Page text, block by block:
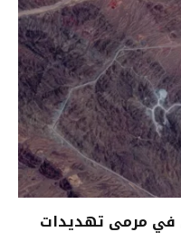
في مرمى تهديدات